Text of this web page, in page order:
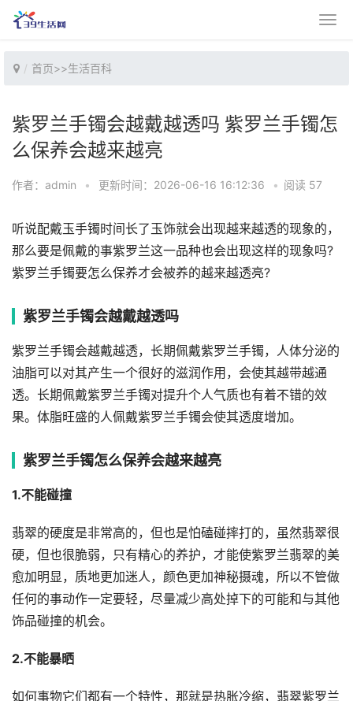
首页>>生活百科
紫罗兰手镯会越戴越透吗 紫罗兰手镯怎
么保养会越来越亮
作者：admin • 更新时间：2026-06-16 16:12:36 • 阅读 57
听说配戴玉手镯时间长了玉饰就会出现越来越透的现象的，
那么要是佩戴的事紫罗兰这一品种也会出现这样的现象吗?
紫罗兰手镯要怎么保养才会被养的越来越透亮?
紫罗兰手镯会越戴越透吗
紫罗兰手镯会越戴越透，长期佩戴紫罗兰手镯，人体分泌的
油脂可以对其产生一个很好的滋润作用，会使其越带越通
透。长期佩戴紫罗兰手镯对提升个人气质也有着不错的效
果。体脂旺盛的人佩戴紫罗兰手镯会使其透度增加。
紫罗兰手镯怎么保养会越来越亮
1.不能碰撞
翡翠的硬度是非常高的，但也是怕磕碰摔打的，虽然翡翠很
硬，但也很脆弱，只有精心的养护，才能使紫罗兰翡翠的美
愈加明显，质地更加迷人，颜色更加神秘摄魂，所以不管做
任何的事动作一定要轻，尽量减少高处掉下的可能和与其他
饰品碰撞的机会。
2.不能暴晒
如何事物它们都有一个特性，那就是热胀冷缩，翡翠紫罗兰